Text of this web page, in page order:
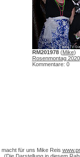
RM201978(Mike)
Rosenmontag 2020
Kommentare: 0
macht für uns Mike Reis